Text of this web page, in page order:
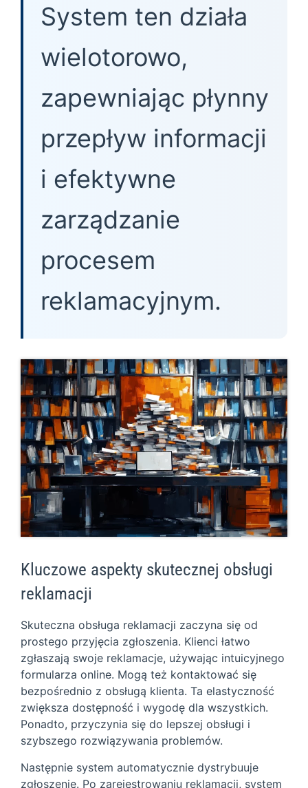
System ten działa
wielotorowo,
zapewniając płynny
przepływ informacji
i efektywne
zarządzanie
procesem
reklamacyjnym.
Kluczowe aspekty skutecznej obsługi
reklamacji
Skuteczna obsługa reklamacji zaczyna się od
prostego przyjęcia zgłoszenia. Klienci łatwo
zgłaszają swoje reklamacje, używając intuicyjnego
formularza online. Mogą też kontaktować się
bezpośrednio z obsługą klienta. Ta elastyczność
zwiększa dostępność i wygodę dla wszystkich.
Ponadto, przyczynia się do lepszej obsługi i
szybszego rozwiązywania problemów.
Następnie system automatycznie dystrybuuje
zgłoszenie. Po zarejestrowaniu reklamacji, system